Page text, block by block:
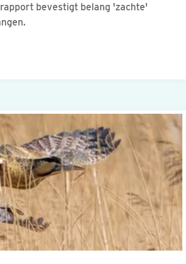
bevestigt belang 'zachte'